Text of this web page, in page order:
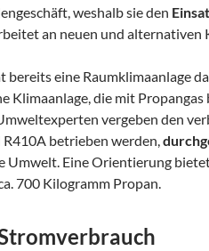
weshalb sie den
an neuen und
bereits eine Raumklimaanlage
Klimaanlage, die mit
vergeben den
betrieben werden,
Umwelt. Eine Orientierung
700 Kilogramm Propan.